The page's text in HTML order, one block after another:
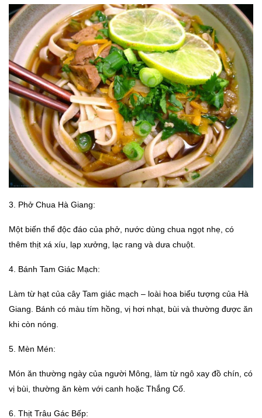
3. Phở Chua Hà Giang:
Một biến thể độc đáo của phở, nước dùng chua ngọt nhẹ, có
thêm thịt xá xíu, lạp xưởng, lạc rang và dưa chuột.
4. Bánh Tam Giác Mạch:
Làm từ hạt của cây Tam giác mạch – loài hoa biểu tượng của Hà
Giang. Bánh có màu tím hồng, vị hơi nhạt, bùi và thường được ăn
khi còn nóng.
5. Mèn Mén:
Món ăn thường ngày của người Mông, làm từ ngô xay đồ chín, có
vị bùi, thường ăn kèm với canh hoặc Thắng Cố.
6. Thịt Trâu Gác Bếp: